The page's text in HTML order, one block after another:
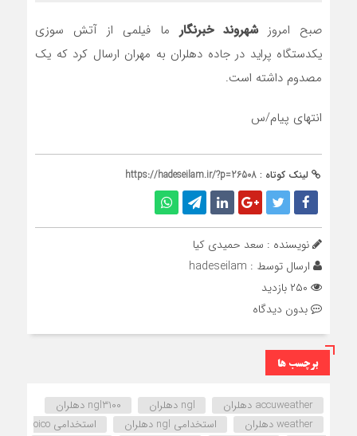
صبح امروزشهروند خبرنگارما فیلمی از آتش سوزی
یکدستگاه پراید در جاده دهلران به مهران ارسال کرد که یک
مصدوم داشته است.
انتهای پیام/س
لینک کوتاه : https://hadeseilam.ir/?p=26508
نویسنده : سعد حمیدی کیا
ارسال توسط : hadeseilam
بدون دیدگاه
برچسب ها
accuweather دهلران ngl دهلران
ngl3100 دهلران
weather دهلران
استخدامی ngl دهلران
استخدامی oico